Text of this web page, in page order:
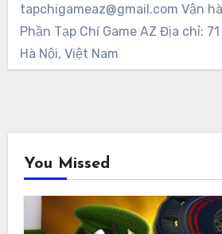
tapchigameaz@gmail.com Vận
Phần Tạp Chí Game AZ Địa chỉ:
Hà Nội, Việt Nam
You Missed